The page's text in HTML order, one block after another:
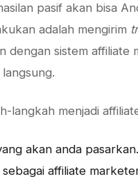
pasif akan bisa
adalah mengirim
dengan sistem affiliate
langkah menjadi
akan anda
affiliate